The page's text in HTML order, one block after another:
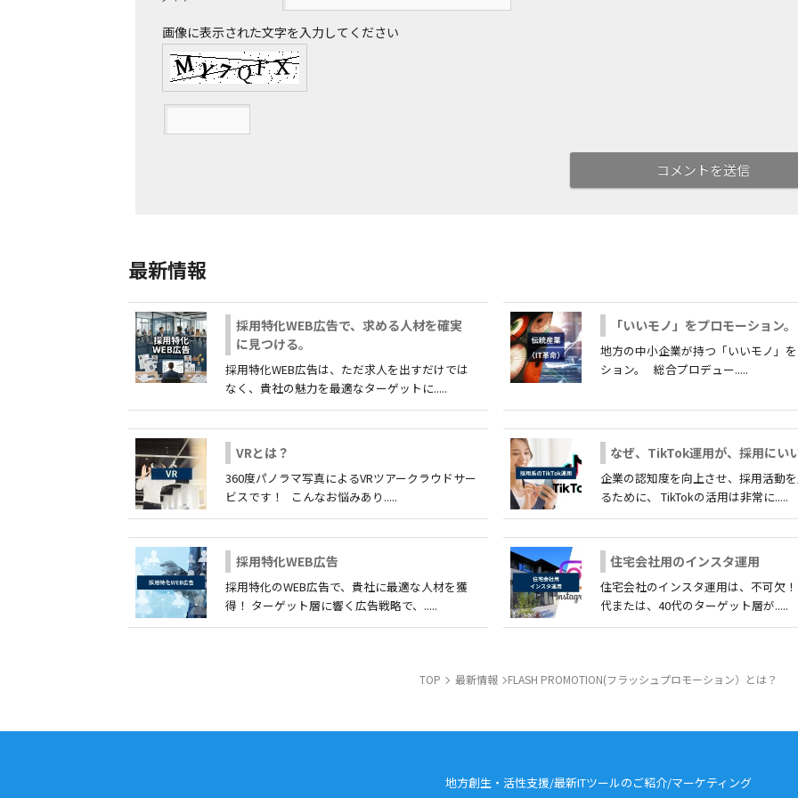
画像に表示された文字を入力してください
最新情報
採用特化WEB広告で、求める人材を確実
に見つける。
採用特化WEB広告は、ただ求人を出すだけでは
なく、貴社の魅力を最適なターゲットに.....
「いいモノ」をプロモーション。
地方の中小企業が持つ「いいモノ」
ション。 総合プロデュー.....
VRとは？
360度パノラマ写真によるVRツアークラウドサー
ビスです！ こんなお悩みあり.....
なぜ、TikTok運用が、採用にい
企業の認知度を向上させ、採用活動
るために、 TikTokの活用は非常に.....
採用特化WEB広告
採用特化のWEB広告で、貴社に最適な人材を獲
得！ ターゲット層に響く広告戦略で、.....
住宅会社用のインスタ運用
住宅会社のインスタ運用は、不可欠
代または、40代のターゲット層が.....
TOP 最新情報 FLASH PROMOTION(フラッシュプロモーション）とは？
地方創生・活性支援/最新ITツールのご紹介/マーケティング